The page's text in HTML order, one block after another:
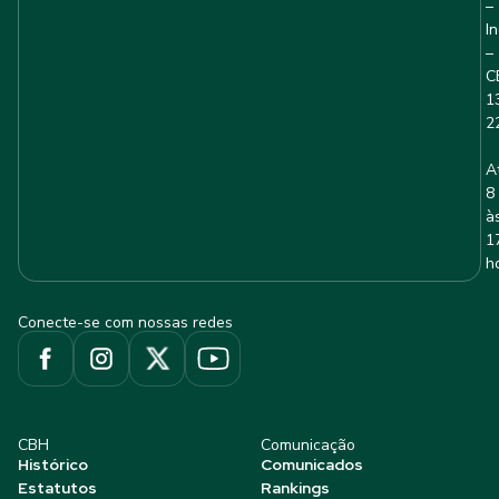
–
–
8
Conecte-se com nossas redes
CBH
Histórico
Estatutos
Comunicação
Comunicados
Rankings